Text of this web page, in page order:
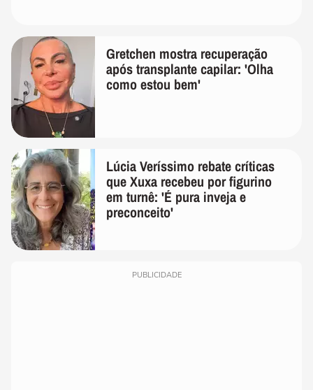
Gretchen mostra recuperação
após transplante capilar: 'Olha
como estou bem'
Lúcia Veríssimo rebate críticas
que Xuxa recebeu por figurino
em turnê: 'É pura inveja e
preconceito'
PUBLICIDADE